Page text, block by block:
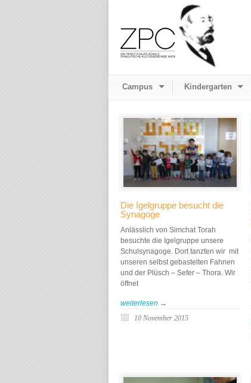
Campus Kindergarten
Die Igelgruppe besucht die
Synagoge
Anlässlich von Simchat Torah
besuchte die Igelgruppe unsere
Schulsynagoge. Dort tanzten wir mit
unseren selbst gebastelten Fahnen
und der Plüsch – Sefer – Thora. Wir
öffnet
weiterlesen →
10 November 2015